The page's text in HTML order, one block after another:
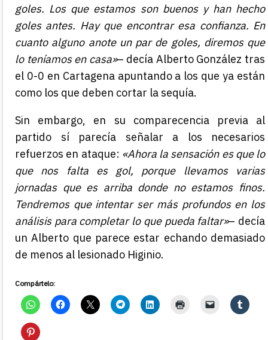
goles. Los que estamos son buenos y han hecho
goles antes. Hay que encontrar esa confianza. En
cuanto alguno anote un par de goles, diremos que
lo teníamos en casa»– decía Alberto González tras
el 0-0 en Cartagena apuntando a los que ya están
como los que deben cortar la sequía.
Sin embargo, en su comparecencia previa al
partido sí parecía señalar a los necesarios
refuerzos en ataque: «Ahora la sensación es que lo
que nos falta es gol, porque llevamos varias
jornadas que es arriba donde no estamos finos.
Tendremos que intentar ser más profundos en los
análisis para completar lo que pueda faltar»– decía
un Alberto que parece estar echando demasiado
de menos al lesionado Higinio.
Compártelo: